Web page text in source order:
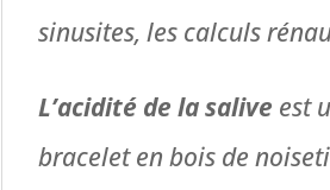
sinusites, les calculs
L’acidité de la salive est
bracelet en bois de